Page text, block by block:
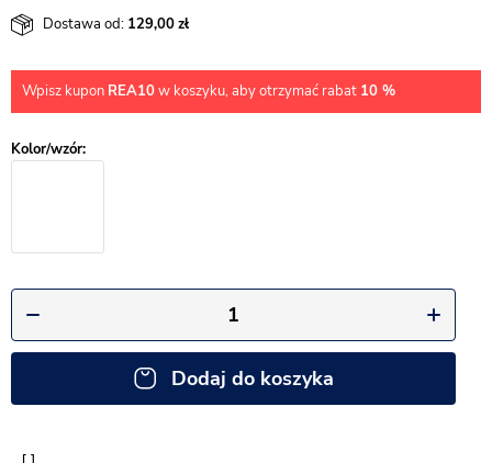
Dostawa od: 129,00
Wpisz kupon REA10w koszyku, aby otrzymać rabat 10 %
Dodaj do koszyka